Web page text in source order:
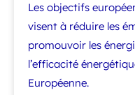
Les objectifs
visent à réduire les
promouvoir les
l’efficacité
Européenne.